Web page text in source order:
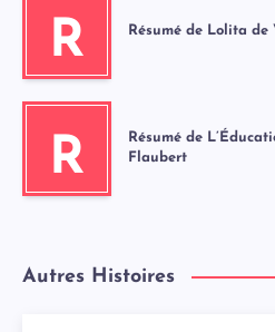
R Résumé de Lolita
R
Résumé de
Flaubert
Autres Histoires